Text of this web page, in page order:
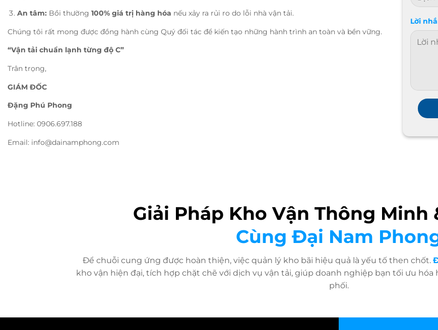
An tâm: Bồi thường 100% giá trị hàng hóa nếu xảy ra rủi ro do lỗi nhà vận tải.
Chúng tôi rất mong được đồng hành cùng Quý đối tác để kiến tạo những hành trình an toàn và bền vững.
“Vận tải chuẩn lạnh từng độ C”
Trân trọng,
GIÁM ĐỐC
Đặng Phú Phong
Hotline: 0906.697.188
Email: info@dainamphong.com
Lời
Giải Pháp Kho Vận Thông Minh
Cùng Đại Nam
Để chuỗi cung ứng được hoàn thiện, việc quản lý kho bãi hiệu quả là yếu tố then chốt.
kho vận hiện đại, tích hợp chặt chẽ với dịch vụ vận tải, giúp doanh nghiệp bạn tối ưu
phối.